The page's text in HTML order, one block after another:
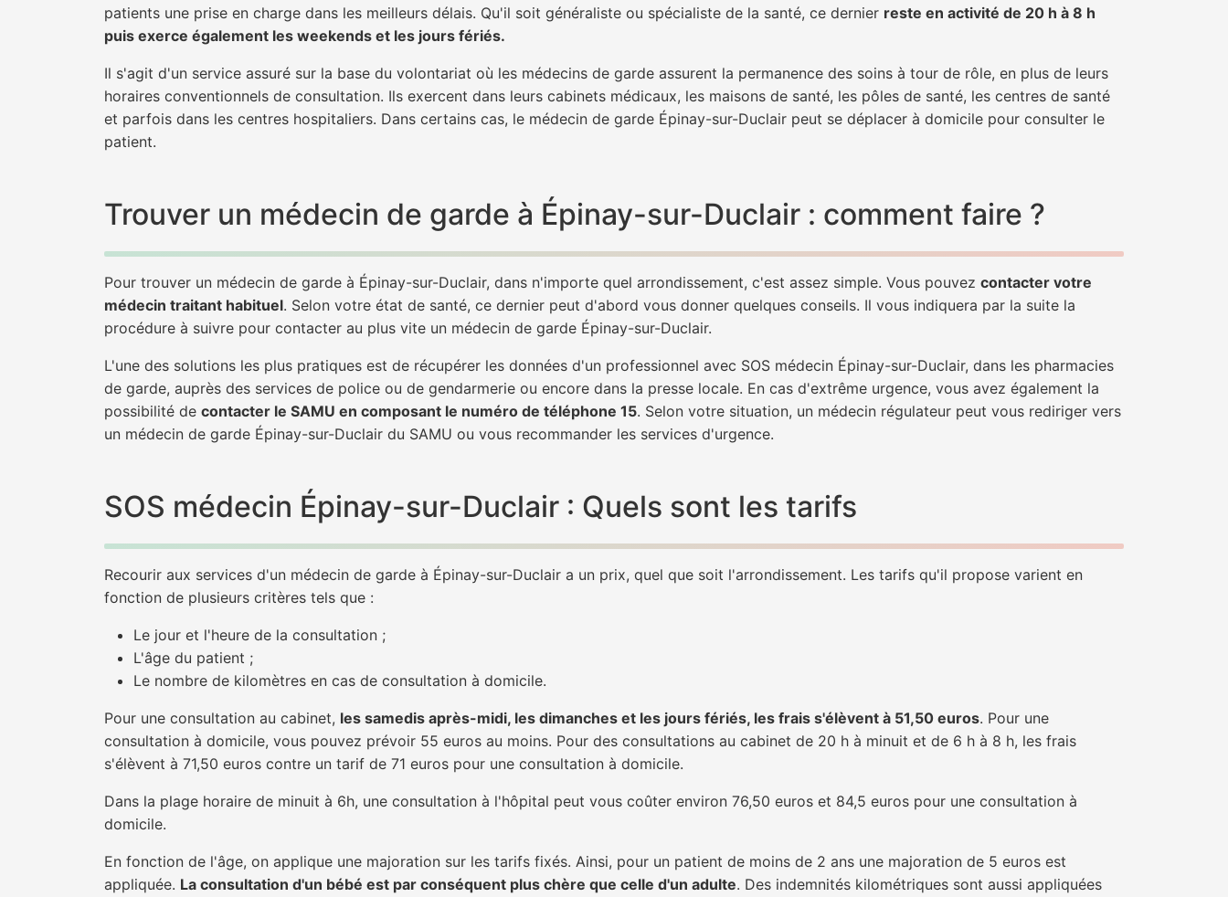
patients une prise en charge dans les meilleurs délais. Qu'il soit généraliste ou spécialiste de la santé, ce dernier reste en activité de 20 h à 8 h
puis exerce également les weekends et les jours fériés.
Il s'agit d'un service assuré sur la base du volontariat où les médecins de garde assurent la permanence des soins à tour de rôle, en plus de leurs
horaires conventionnels de consultation. Ils exercent dans leurs cabinets médicaux, les maisons de santé, les pôles de santé, les centres de santé
et parfois dans les centres hospitaliers. Dans certains cas, le médecin de garde Épinay-sur-Duclair peut se déplacer à domicile pour consulter le
patient.
Trouver un médecin de garde à Épinay-sur-Duclair : comment faire ?
Pour trouver un médecin de garde à Épinay-sur-Duclair, dans n'importe quel arrondissement, c'est assez simple. Vous pouvez contacter votre
médecin traitant habituel. Selon votre état de santé, ce dernier peut d'abord vous donner quelques conseils. Il vous indiquera par la suite la
procédure à suivre pour contacter au plus vite un médecin de garde Épinay-sur-Duclair.
L'une des solutions les plus pratiques est de récupérer les données d'un professionnel avec SOS médecin Épinay-sur-Duclair, dans les pharmacies
de garde, auprès des services de police ou de gendarmerie ou encore dans la presse locale. En cas d'extrême urgence, vous avez également la
possibilité de contacter le SAMU en composant le numéro de téléphone 15. Selon votre situation, un médecin régulateur peut vous rediriger vers
un médecin de garde Épinay-sur-Duclair du SAMU ou vous recommander les services d'urgence.
SOS médecin Épinay-sur-Duclair : Quels sont les tarifs
Recourir aux services d'un médecin de garde à Épinay-sur-Duclair a un prix, quel que soit l'arrondissement. Les tarifs qu'il propose varient en
fonction de plusieurs critères tels que :
Le jour et l'heure de la consultation ;
L'âge du patient ;
Le nombre de kilomètres en cas de consultation à domicile.
Pour une consultation au cabinet, les samedis après-midi, les dimanches et les jours fériés, les frais s'élèvent à 51,50 euros. Pour une
consultation à domicile, vous pouvez prévoir 55 euros au moins. Pour des consultations au cabinet de 20 h à minuit et de 6 h à 8 h, les frais
s'élèvent à 71,50 euros contre un tarif de 71 euros pour une consultation à domicile.
Dans la plage horaire de minuit à 6h, une consultation à l'hôpital peut vous coûter environ 76,50 euros et 84,5 euros pour une consultation à
domicile.
En fonction de l'âge, on applique une majoration sur les tarifs fixés. Ainsi, pour un patient de moins de 2 ans une majoration de 5 euros est
appliquée. La consultation d'un bébé est par conséquent plus chère que celle d'un adulte. Des indemnités kilométriques sont aussi appliquées